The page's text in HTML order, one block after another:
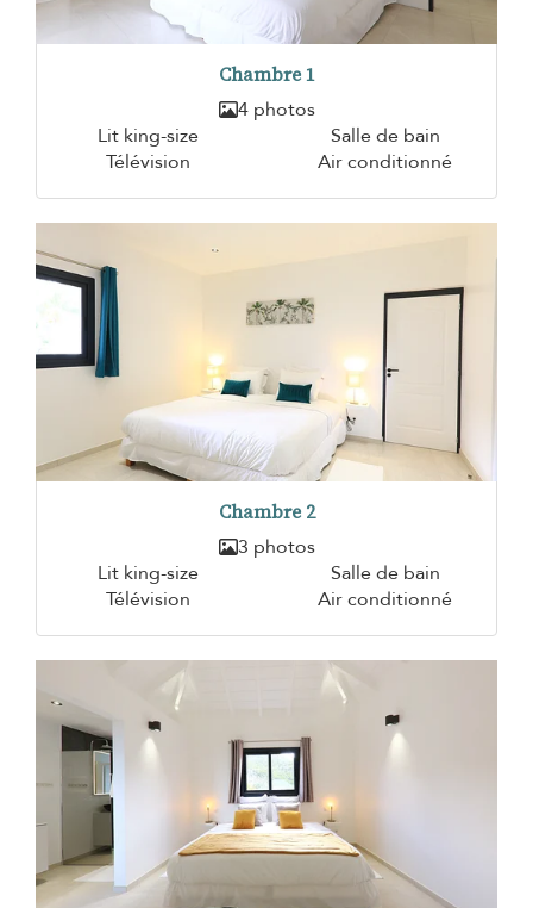
Chambre 1
4 photos
Lit king-size
Salle de bain
Télévision
Air conditionné
Chambre 2
3 photos
Lit king-size
Salle de bain
Télévision
Air conditionné